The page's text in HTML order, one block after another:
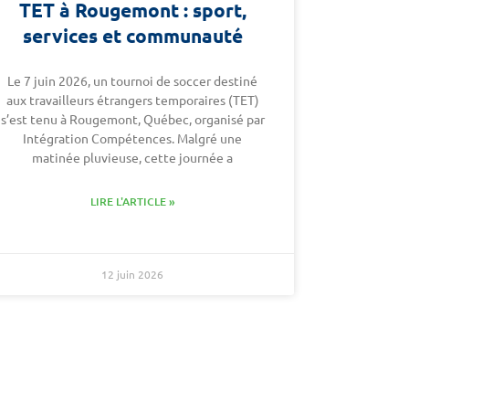
TET à Rougemont : sport,
services et communauté
Le 7 juin 2026, un tournoi de soccer destiné
aux travailleurs étrangers temporaires (TET)
s’est tenu à Rougemont, Québec, organisé par
Intégration Compétences. Malgré une
matinée pluvieuse, cette journée a
LIRE L'ARTICLE »
12 juin 2026